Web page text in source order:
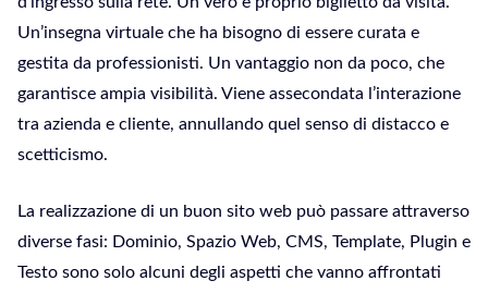
Un’insegna virtuale che ha bisogno di essere curata e
gestita da professionisti. Un vantaggio non da poco, che
garantisce ampia visibilità. Viene assecondata l’interazione
tra azienda e cliente, annullando quel senso di distacco e
scetticismo.
La realizzazione di un buon sito web può passare attraverso
diverse fasi: Dominio, Spazio Web, CMS, Template, Plugin e
Testo sono solo alcuni degli aspetti che vanno affrontati